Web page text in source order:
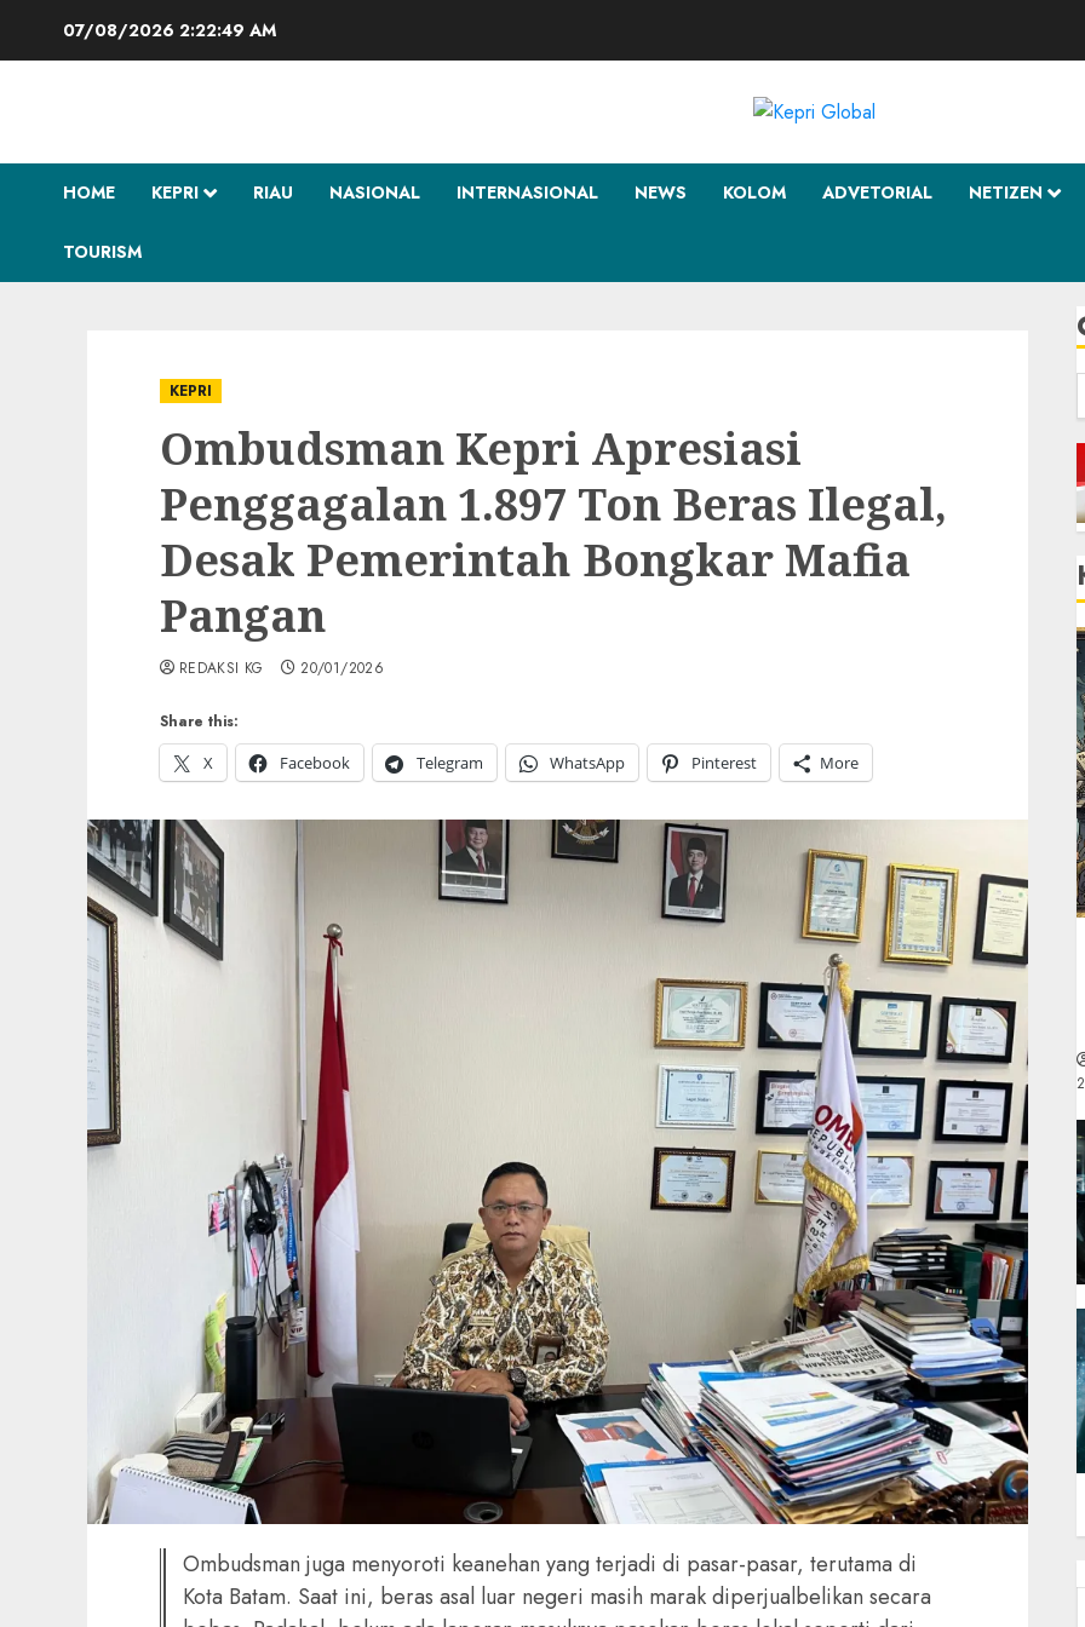
07/08/2026 2:22:50 AM
HOME KEPRI RIAU NASIONAL INTERNASIONAL NEWS KOLOM ADVETORIAL NETIZEN
TOURISM
KEPRI
Ombudsman Kepri Apresiasi
Penggagalan 1.897 Ton Beras Ilegal,
Desak Pemerintah Bongkar Mafia
Pangan
Share this:
X
Facebook Telegram WhatsApp Pinterest More
REDAKSI KG 20/01/2026
Ombudsman juga menyoroti keanehan yang terjadi di pasar-pasar, terutama di
Kota Batam. Saat ini, beras asal luar negeri masih marak diperjualbelikan secara